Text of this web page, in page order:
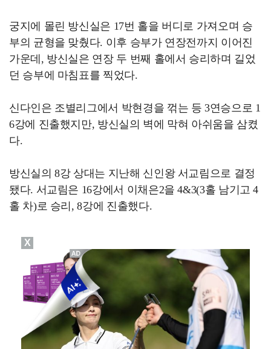
궁지에 몰린 방신실은 17번 홀을 버디로 가져오며 승
부의 균형을 맞췄다. 이후 승부가 연장전까지 이어진
가운데, 방신실은 연장 두 번째 홀에서 승리하며 길었
던 승부에 마침표를 찍었다.
신다인은 조별리그에서 박현경을 꺾는 등 3연승으로 1
6강에 진출했지만, 방신실의 벽에 막혀 아쉬움을 삼켰
다.
방신실의 8강 상대는 지난해 신인왕 서교림으로 결정
됐다. 서교림은 16강에서 이채은2을 4&3(3홀 남기고 4
홀 차)로 승리, 8강에 진출했다.
X